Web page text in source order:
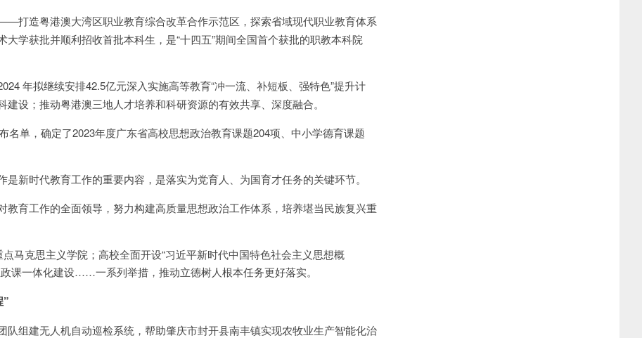
打造粤港澳大湾区职业教育综合改革合作示范区，探索省域现代职业教育体系
大学获批并顺利招收首批本科生，是“十四五”期间全国首个获批的职教本科院
年拟继续安排42.5亿元深入实施高等教育“冲一流、补短板、强特色”提升计
设；推动粤港澳三地人才培养和科研资源的有效共享、深度融合。
名单，确定了2023年度广东省高校思想政治教育课题204项、中小学德育课题
是新时代教育工作的重要内容，是落实为党育人、为国育才任务的关键环节。
教育工作的全面领导，努力构建高质量思想政治工作体系，培养堪当民族复兴重
马克思主义学院；高校全面开设“习近平新时代中国特色社会主义思想概
课一体化建设……一系列举措，推动立德树人根本任务更好落实。
”
队组建无人机自动巡检系统，帮助肇庆市封开县南丰镇实现农牧业生产智能化治